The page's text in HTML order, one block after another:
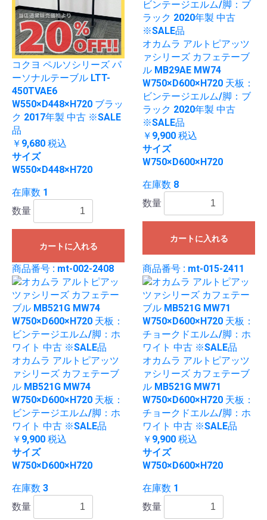
コクヨ ペルソシリーズ パ
ーソナルテーブル LTT-
450TVAE6
W550×D448×H720 ブラッ
ク 2017年製 中古 ※SALE
品
￥9,680 税込
サイズ
W550×D448×H720
在庫数 1
数量
カートに入れる
オカムラ アルトピアッツ
ァシリーズ カフェテーブ
ル MB29AE MW74
W750×D600×H720 天板：
ビンテージエルム/脚：ブ
ラック 2020年製 中古
※SALE品
￥9,900 税込
サイズ
W750×D600×H720
在庫数 8
数量
カートに入れる
商品番号 : mt-002-2408
オカムラ アルトピアッツ
ァシリーズ カフェテーブ
ル MB521G MW74
W750×D600×H720 天板：
ビンテージエルム/脚：ホ
ワイト 中古 ※SALE品
￥9,900 税込
サイズ
W750×D600×H720
在庫数 3
数量
商品番号 : mt-015-2411
オカムラ アルトピアッツ
ァシリーズ カフェテーブ
ル MB521G MW71
W750×D600×H720 天板：
チョークドエルム/脚：ホ
ワイト 中古 ※SALE品
￥9,900 税込
サイズ
W750×D600×H720
在庫数 1
数量